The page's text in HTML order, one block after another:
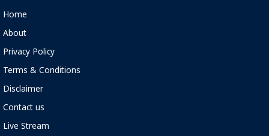
Home
About
Privacy Policy
Terms & Conditions
Disclaimer
Contact us
Live Stream